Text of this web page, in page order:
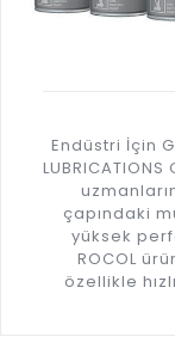
Endüstri İçin
çapındaki
yüksek
ROCOL
özellikle